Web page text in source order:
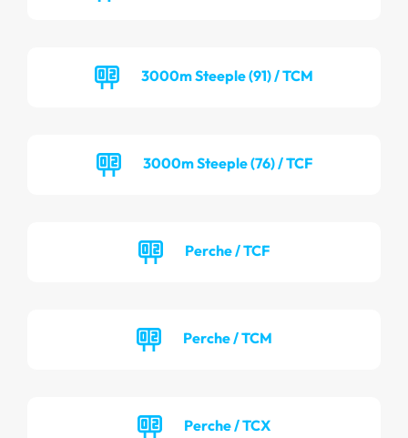
3000m Steeple (91) / TCM
3000m Steeple (76) / TCF
Perche / TCF
Perche / TCM
Perche / TCX